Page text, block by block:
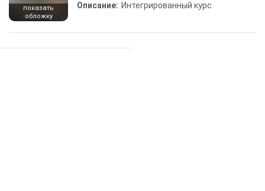
показать
обложку
Описание: Интегрированный курс